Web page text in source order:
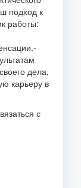
подход к
работы:
-
дела,
карьеру в
с